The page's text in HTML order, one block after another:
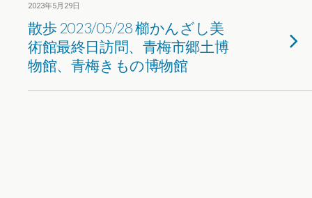
2023年5月29日
散歩 2023/05/28 櫛かんざし美
術館最終日訪問、青梅市郷土博
物館、青梅きもの博物館